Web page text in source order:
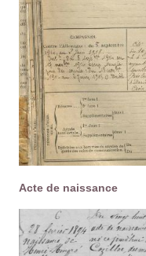
Acte de naissance